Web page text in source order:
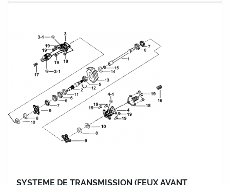
SYSTEME DE TRANSMISSION (FEUX AVANT